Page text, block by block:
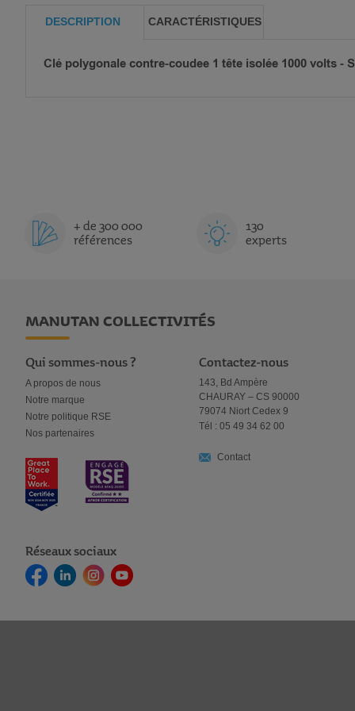
DESCRIPTION
Clé polygonale contre-coudee 1 tête isolée 1000 volts -
CARACTÉRISTIQUES
+ de 300 000
références
130
experts
MANUTAN COLLECTIVITÉS
Qui sommes-nous ?
A propos de nous
Notre marque
Notre politique RSE
Nos partenaires
Réseaux sociaux
Contactez-nous
143, Bd Ampère
CHAURAY – CS 90000
79074 Niort Cedex 9
Tél : 05 49 34 62 00
Contact